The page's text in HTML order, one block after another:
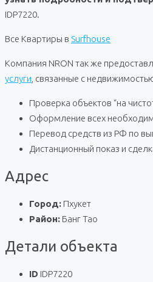
IDP7220.
Все Квартиры в Surfhouse
Компания NRON так же
услуги , связанные с
Проверка объектов “на
Оформление всех
Перевод средств из РФ по
Дистанционный показ и
Адрес
Город: Пхукет
Район: Банг Тао
Детали объекта
ID IDP7220